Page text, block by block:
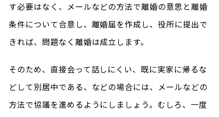
す必要はなく、メールなどの方法で離婚の意思と離婚
条件について合意し、離婚届を作成し、役所に提出で
きれば、問題なく離婚は成立します。
そのため、直接会って話しにくい、既に実家に帰るな
どして別居中である、などの場合には、メールなどの
方法で協議を進めるようにしましょう。むしろ、一度